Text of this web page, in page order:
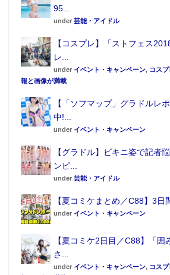
95...
under 芸能・アイドル
【コスプレ】「ストフェス
レ...
under イベント・キャンペーン, コス
報と画像が満載
【「ソフマップ」グラドルレ
中!...
under イベント・キャンペーン
【グラドル】ビキニ姿で記者
ンピ...
under 芸能・アイドル
【夏コミケまとめ／C88】3日
under イベント・キャンペーン
【夏コミケ2日目／C88】「囲
さ...
under イベント・キャンペーン, コス